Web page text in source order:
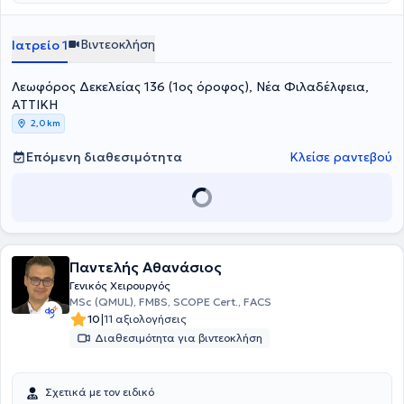
Ιατρείο 1 Βιντεοκλήση
Λεωφόρος Δεκελείας 136 (1ος όροφος), Νέα Φιλαδέλφεια,
ΑΤΤΙΚΗ
2,0 km
Επόμενη διαθεσιμότητα Κλείσε ραντεβού
Παντελής Αθανάσιος
Γενικός Χειρουργός
MSc (QMUL), FMBS, SCOPE Cert., FACS
10|11 αξιολογήσεις
Διαθεσιμότητα για βιντεοκλήση
Σχετικά με τον ειδικό